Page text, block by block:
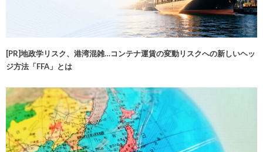
[PR]地政学リスク、港湾混雑…コンテナ運賃の変動リスクへの新しいヘッ
ジ方法「FFA」とは